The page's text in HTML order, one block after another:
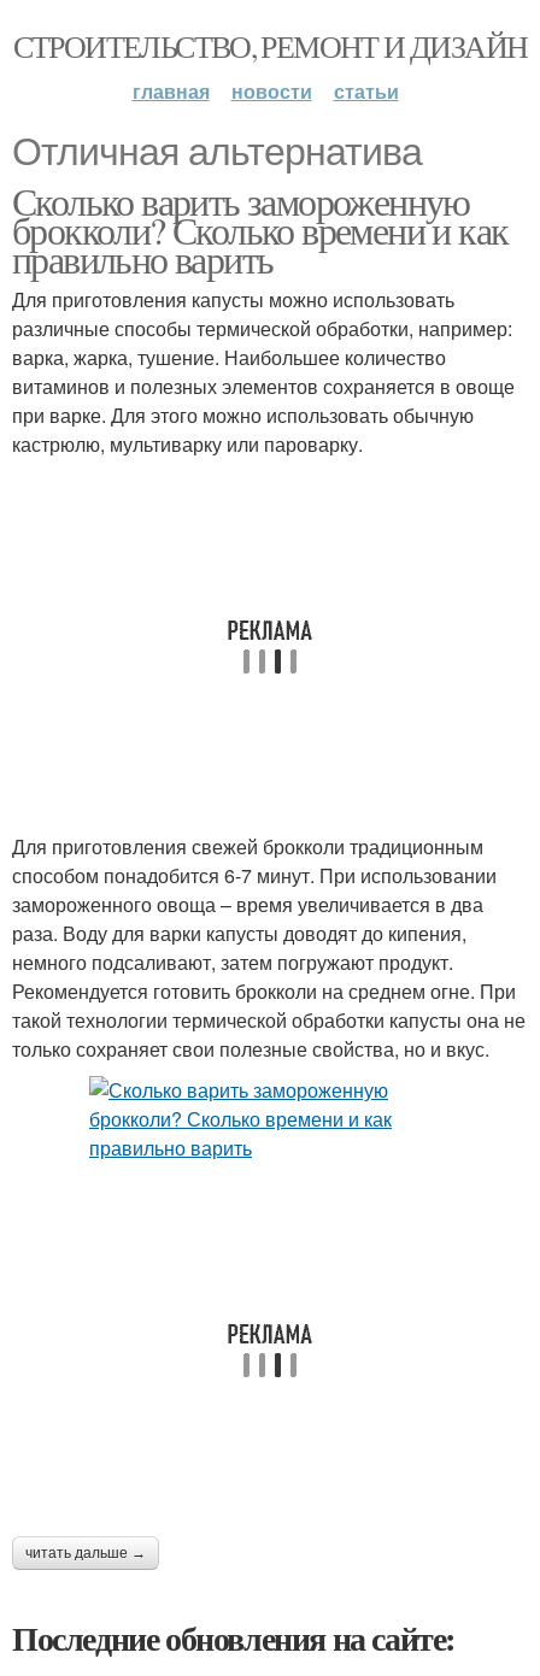
СТРОИТЕЛЬСТВО, РЕМОНТ И ДИЗАЙН
главная новости статьи
Отличная альтернатива
Сколько варить замороженную
брокколи? Сколько времени и как
правильно варить
Для приготовления капусты можно использовать
различные способы термической обработки, например:
варка, жарка, тушение. Наибольшее количество
витаминов и полезных элементов сохраняется в овоще
при варке. Для этого можно использовать обычную
кастрюлю, мультиварку или пароварку.
Для приготовления свежей брокколи традиционным
способом понадобится 6-7 минут. При использовании
замороженного овоща – время увеличивается в два
раза. Воду для варки капусты доводят до кипения,
немного подсаливают, затем погружают продукт.
Рекомендуется готовить брокколи на среднем огне. При
такой технологии термической обработки капусты она не
только сохраняет свои полезные свойства, но и вкус.
читать дальше →
Последние обновления на сайте: